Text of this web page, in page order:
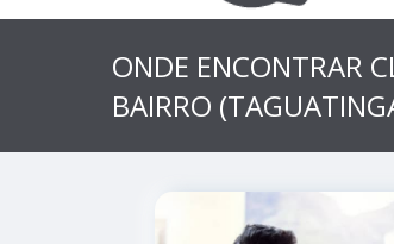
ONDE ENCONTRAR
BAIRRO